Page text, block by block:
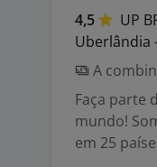
4,5 UP
Uberlândia
A
Faça parte
mundo!
em 25